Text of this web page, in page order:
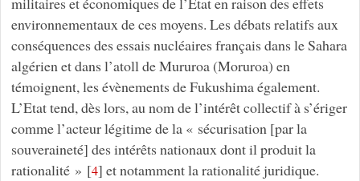
environnementaux de ces moyens. Les débats relatifs aux
conséquences des essais nucléaires français dans le Sahara
algérien et dans l’atoll de Mururoa (Moruroa) en
témoignent, les évènements de Fukushima également.
L’Etat tend, dès lors, au nom de l’intérêt collectif à s’ériger
comme l’acteur légitime de la « sécurisation [par la
souveraineté] des intérêts nationaux dont il produit la
rationalité » [4] et notamment la rationalité juridique.